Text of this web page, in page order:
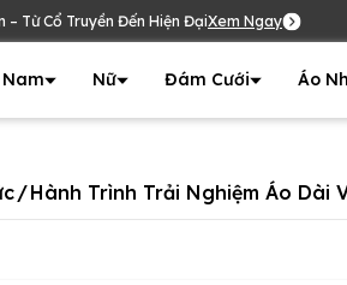
– Từ Cổ Truyền Đến Hiện ĐạiXem Ngay
Nam Nữ Đám Cưới Áo
/Hành Trình Trải Nghiệm Áo Dài